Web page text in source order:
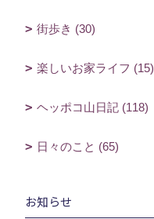
街歩き (30)
楽しいお家ライフ (15)
ヘッポコ山日記 (118)
日々のこと (65)
お知らせ